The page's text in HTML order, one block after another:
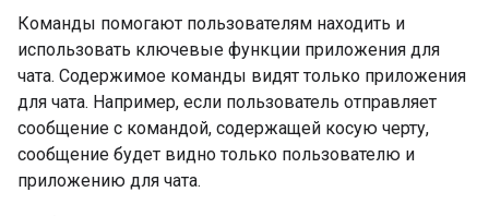
Команды помогают пользователям находить и
использовать ключевые функции приложения для
чата. Содержимое команды видят только приложения
для чата. Например, если пользователь отправляет
сообщение с командой, содержащей косую черту,
сообщение будет видно только пользователю и
приложению для чата.